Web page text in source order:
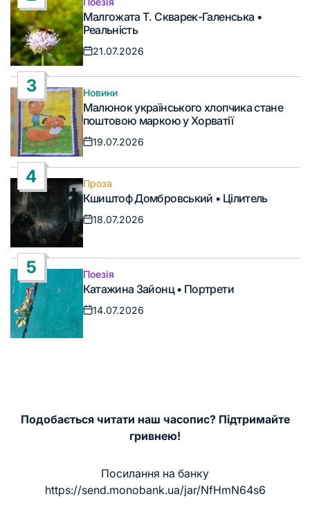
Опублікувати
у
Малгожата Т. Скварек-Галенська •
Реальність
Дата
21.07.2026
3
Опублікувати
у
Новини
Малюнок українського хлопчика стане
поштовою маркою у Хорватії
Дата
19.07.2026
4
Опублікувати
у
Проза
Кшиштоф Домбровський • Цілитель
Дата
запису
18.07.2026
5
Опублікувати
у
Поезія
Катажина Зайонц • Портрети
Дата
14.07.2026
Подобається читати наш часопис? Підтримайте
гривнею!
Посилання на банку
https://send.monobank.ua/jar/NfHmN64s6